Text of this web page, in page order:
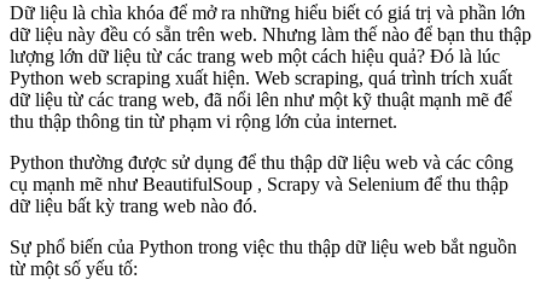
Dữ liệu là chìa khóa để mở ra những hiểu biết có giá trị và phần lớn
dữ liệu này đều có sẵn trên web. Nhưng làm thế nào để bạn thu thập
lượng lớn dữ liệu từ các trang web một cách hiệu quả? Đó là lúc
Python web scraping xuất hiện. Web scraping, quá trình trích xuất
dữ liệu từ các trang web, đã nổi lên như một kỹ thuật mạnh mẽ để
thu thập thông tin từ phạm vi rộng lớn của internet.
Python thường được sử dụng để thu thập dữ liệu web và các công
cụ mạnh mẽ như BeautifulSoup , Scrapy và Selenium để thu thập
dữ liệu bất kỳ trang web nào đó.
Sự phổ biến của Python trong việc thu thập dữ liệu web bắt nguồn
từ một số yếu tố: